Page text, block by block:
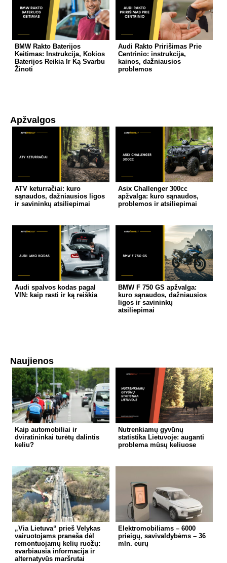
BMW Rakto Baterijos
Keitimas: Instrukcija, Kokios
Baterijos Reikia Ir Ką Svarbu
Žinoti
Audi Rakto Pririšimas Prie
Centrinio: instrukcija,
kainos, dažniausios
problemos
Apžvalgos
ATV keturračiai: kuro
sąnaudos, dažniausios ligos
ir savininkų atsiliepimai
Asix Challenger 300cc
apžvalga: kuro sąnaudos,
problemos ir atsiliepimai
Audi spalvos kodas pagal
VIN: kaip rasti ir ką reiškia
BMW F 750 GS apžvalga:
kuro sąnaudos, dažniausios
ligos ir savininkų
atsiliepimai
Naujienos
Kaip automobiliai ir
dviratininkai turėtų dalintis
keliu?
Nutrenkiamų gyvūnų
statistika Lietuvoje: auganti
problema mūsų keliuose
„Via Lietuva“ prieš Velykas
vairuotojams praneša dėl
remontuojamų kelių ruožų:
svarbiausia informacija ir
alternatyvūs maršrutai
Elektromobiliams – 6000
prieigų, savivaldybėms – 36
mln. eurų